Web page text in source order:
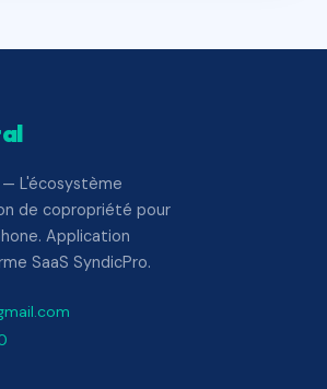
L'écosystème
de copropriété pour
Application
SaaS SyndicPro.